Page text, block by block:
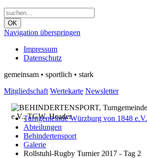
OK
Navigation überspringen
Impressum
Datenschutz
gemeinsam • sportlich • stark
Mitgliedschaft Wertekarte Newsletter
Turngemeinde Würzburg von 1848 e.V.
Abteilungen
Behindertensport
Galerie
Rollstuhl-Rugby Turnier 2017 - Tag 2